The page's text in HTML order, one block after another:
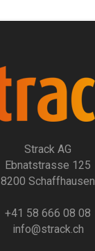
Strack AG
Ebnatstrasse 125
8200 Schaffhausen
+41 58 666 08 08
info@strack.ch